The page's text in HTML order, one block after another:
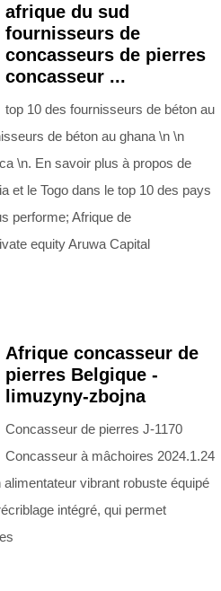
afrique du sud
fournisseurs de
concasseurs de pierres
concasseur ...
top 10 des fournisseurs de béton au
de béton au ghana \n \n
\n. En savoir plus à propos de
et le Togo dans le top 10 des pays
performe; Afrique de
equity Aruwa Capital
Afrique concasseur de
pierres Belgique -
limuzyny-zbojna
Concasseur de pierres J-1170
Concasseur à mâchoires 2024.1.24
vibrant robuste équipé
intégré, qui permet